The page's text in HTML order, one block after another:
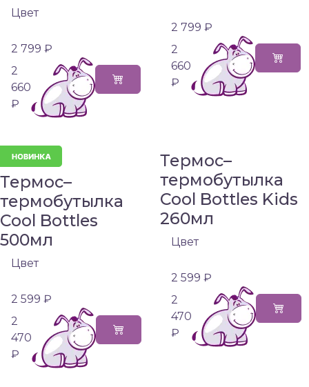
Цвет
2 799 ₽
2
660
₽
2 799 ₽
2
660
₽
Термос–
термобутылка
Cool Bottles
500мл
Цвет
2 599 ₽
2
470
₽
Термос–
термобутылка
Cool Bottles Kids
260мл
Цвет
2 599 ₽
2
470
₽